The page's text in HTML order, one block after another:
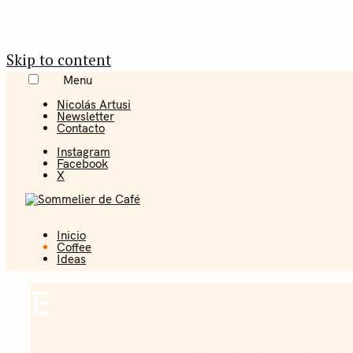
Skip to content
Menu
Nicolás Artusi
Newsletter
Contacto
Instagram
Facebook
X
Coffee + Ideas
Inicio
Coffee
Ideas